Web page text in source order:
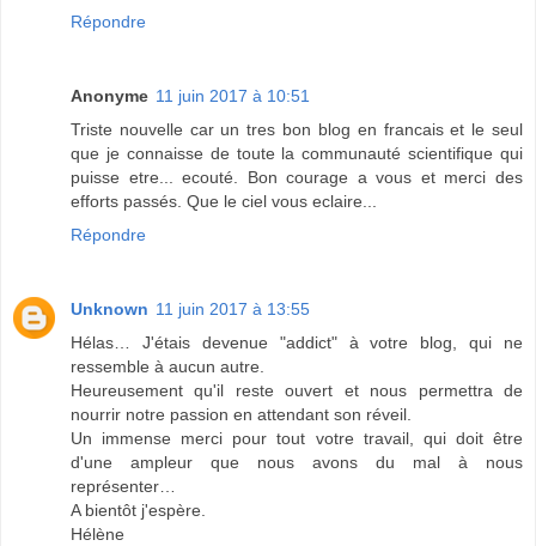
Répondre
Anonyme 11 juin 2017 à 10:51
Triste nouvelle car un tres bon blog en francais et le seul
que je connaisse de toute la communauté scientifique qui
puisse etre... ecouté. Bon courage a vous et merci des
efforts passés. Que le ciel vous eclaire...
Répondre
Unknown 11 juin 2017 à 13:55
Hélas… J'étais devenue "addict" à votre blog, qui ne
ressemble à aucun autre.
Heureusement qu'il reste ouvert et nous permettra de
nourrir notre passion en attendant son réveil.
Un immense merci pour tout votre travail, qui doit être
d'une ampleur que nous avons du mal à nous
représenter…
A bientôt j'espère.
Hélène